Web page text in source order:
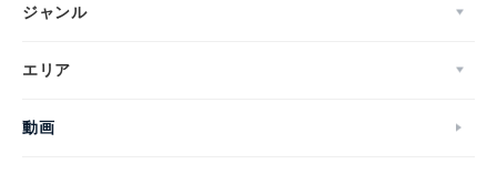
ジャンル
エリア
動画